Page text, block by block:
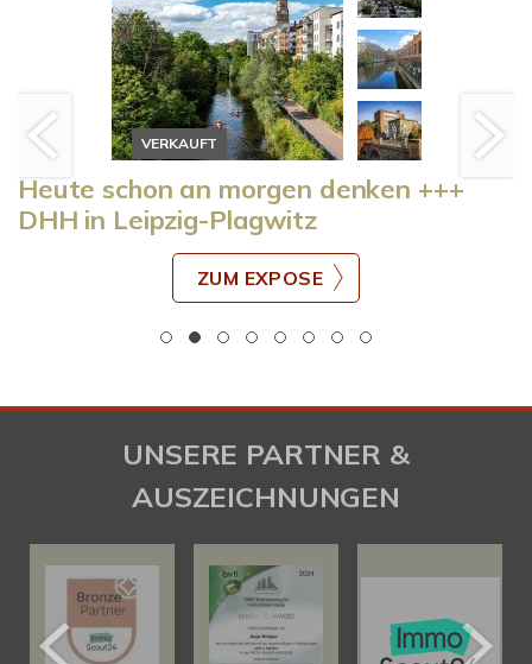
VERKAUFT
Heute schon an morgen denken +++
DHH in Leipzig-Plagwitz
ZUM EXPOSE
UNSERE PARTNER &
AUSZEICHNUNGEN